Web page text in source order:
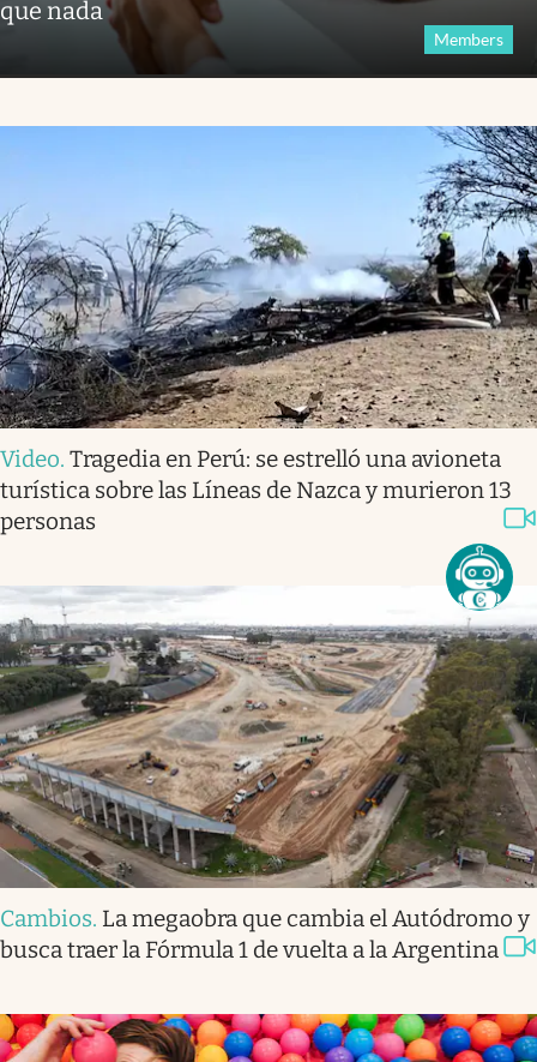
que nada
Members
Video. Tragedia en Perú: se estrelló una avioneta
turística sobre las Líneas de Nazca y murieron 13
personas
Cambios. La megaobra que cambia el Autódromo y
busca traer la Fórmula 1 de vuelta a la Argentina